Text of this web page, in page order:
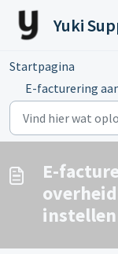
Doorgaan naar
Yuki
Startpagina
E-facturering aan
E-
instellen